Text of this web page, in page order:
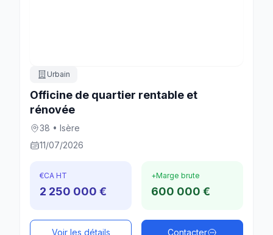
Urbain
Officine de quartier rentable et
rénovée
38 • Isère
11/07/2026
€CA HT
2 250 000 €
+Marge brute
600 000 €
Voir les détails Contacter